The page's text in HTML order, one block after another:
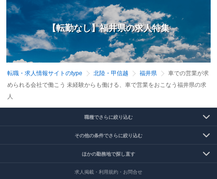
【転勤なし】福井県の求人特集
転職・求人情報サイトのtype 北陸・甲信越 福井県
車での営業が求
められる会社で働こう 未経験からも働ける、車で営業をおこなう福井県の求
人
職種でさらに絞り込む
その他の条件でさらに絞り込む
ほかの勤務地で探し直す
求人掲載・利用規約・お問合せ